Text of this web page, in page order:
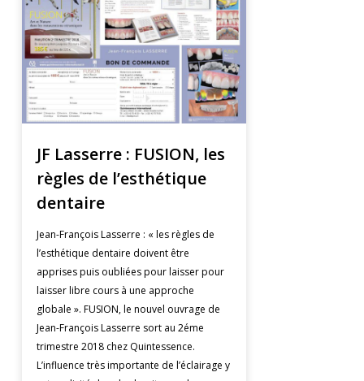
JF Lasserre : FUSION, les
règles de l’esthétique
dentaire
Jean-François Lasserre : « les règles de
l’esthétique dentaire doivent être
apprises puis oubliées pour laisser pour
laisser libre cours à une approche
globale ». FUSION, le nouvel ouvrage de
Jean-François Lasserre sort au 2éme
trimestre 2018 chez Quintessence.
L’influence très importante de l’éclairage y